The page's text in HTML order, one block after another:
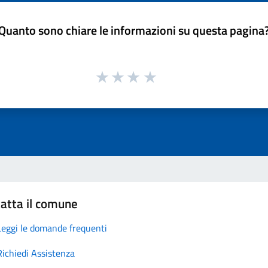
sono chiare le informazioni su questa
il comune
le domande frequenti
Assistenza